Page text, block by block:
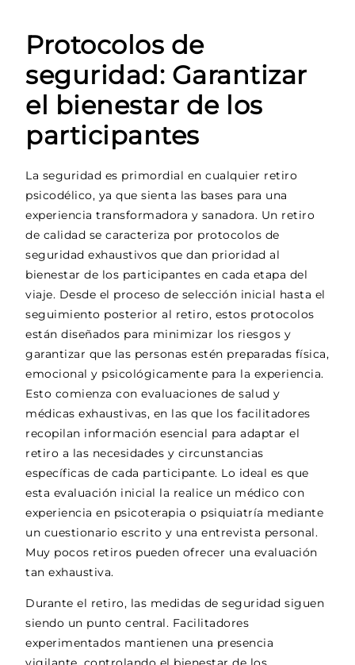
Protocolos de
seguridad: Garantizar
el bienestar de los
participantes
La seguridad es primordial en cualquier retiro
psicodélico, ya que sienta las bases para una
experiencia transformadora y sanadora. Un retiro
de calidad se caracteriza por protocolos de
seguridad exhaustivos que dan prioridad al
bienestar de los participantes en cada etapa del
viaje. Desde el proceso de selección inicial hasta el
seguimiento posterior al retiro, estos protocolos
están diseñados para minimizar los riesgos y
garantizar que las personas estén preparadas física,
emocional y psicológicamente para la experiencia.
Esto comienza con evaluaciones de salud y
médicas exhaustivas, en las que los facilitadores
recopilan información esencial para adaptar el
retiro a las necesidades y circunstancias
específicas de cada participante. Lo ideal es que
esta evaluación inicial la realice un médico con
experiencia en psicoterapia o psiquiatría mediante
un cuestionario escrito y una entrevista personal.
Muy pocos retiros pueden ofrecer una evaluación
tan exhaustiva.
Durante el retiro, las medidas de seguridad siguen
siendo un punto central. Facilitadores
experimentados mantienen una presencia